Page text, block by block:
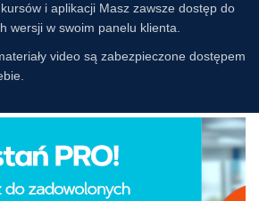
i aplikacji Masz zawsze dostęp do
wersji w swoim panelu klienta.
video są zabezpieczone dostępem